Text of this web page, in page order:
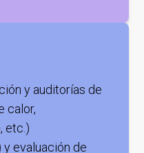
y auditorías de
calor,
etc.)
y evaluación de